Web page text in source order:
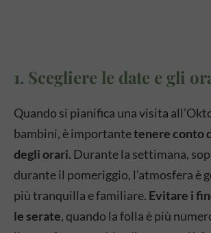
1. Scegliere le date e gli
Quando si pianifica una visita
bambini, è importantetenere conto
degli orari. Durante la settimana,
durante il pomeriggio, l’atmosfera è
più tranquilla e familiare. Evitare i
le serate, quando la folla è più